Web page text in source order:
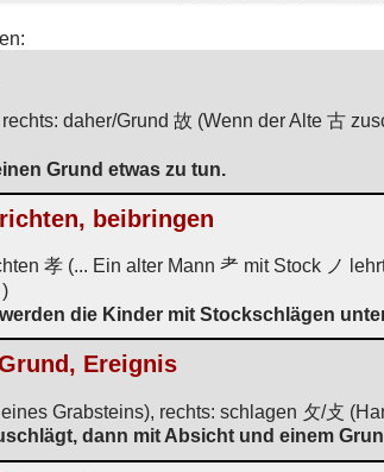
daher/Grund 故 (Wenn der Alte 古
Grund etwas zu tun.
beibringen
孝 (... Ein alter Mann 耂 mit Stock ノ
die Kinder mit Stockschlägen
Ereignis
Grabsteins), rechts: schlagen 攵/攴
dann mit Absicht und einem